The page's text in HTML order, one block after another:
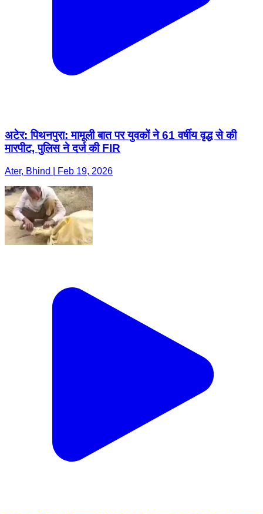
अटेर: पिथनपुरा: मामूली बात पर युवकों ने 61 वर्षीय वृद्ध से की
मारपीट, पुलिस ने दर्ज की FIR
Ater, Bhind | Feb 19, 2026